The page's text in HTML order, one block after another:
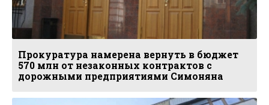
Прокуратура намерена вернуть в бюджет
570 млн от незаконных контрактов с
дорожными предприятиями Симоняна